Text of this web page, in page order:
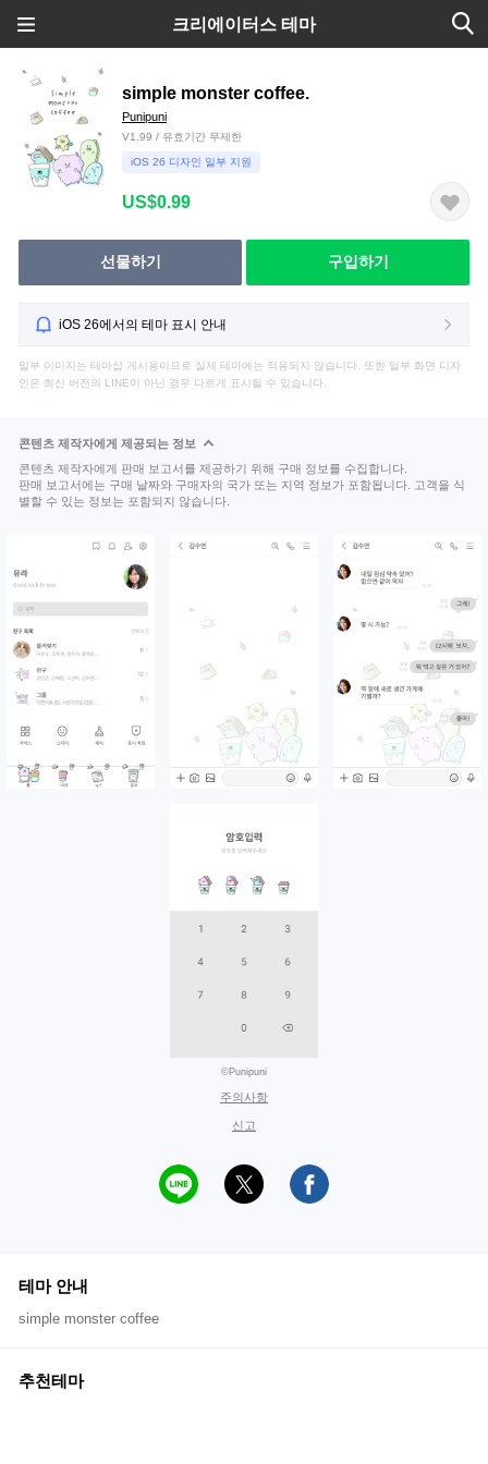
크리에이터스 테마
simple monster coffee.
Punipuni
V1.99 / 유효기간 무제한
iOS 26 디자인 일부 지원
US$0.99
선물하기 구입하기
iOS 26에서의 테마 표시 안내
일부 이미지는 테마샵 게시용이므로 실제 테마에는 적용되지 않습니다. 또한 일부 화면 디자
인은 최신 버전의 LINE이 아닌 경우 다르게 표시될 수 있습니다.
콘텐츠 제작자에게 제공되는 정보
콘텐츠 제작자에게 판매 보고서를 제공하기 위해 구매 정보를 수집합니다.
판매 보고서에는 구매 날짜와 구매자의 국가 또는 지역 정보가 포함됩니다. 고객을 식
별할 수 있는 정보는 포함되지 않습니다.
©Punipuni
주의사항
신고
테마 안내
simple monster coffee
추천테마